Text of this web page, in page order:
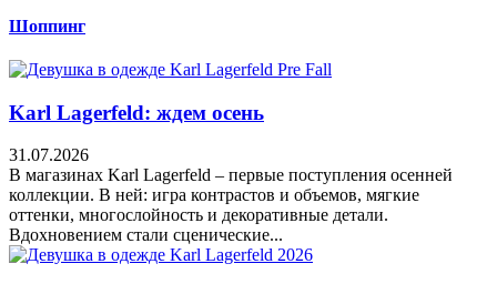
Шоппинг
Karl Lagerfeld: ждем осень
31.07.2026
В магазинах Karl Lagerfeld – первые поступления осенней
коллекции. В ней: игра контрастов и объемов, мягкие
оттенки, многослойность и декоративные детали.
Вдохновением стали сценические...